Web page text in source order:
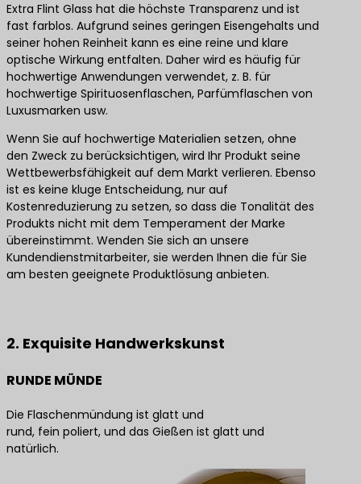
Extra Flint Glass hat die höchste Transparenz und ist
fast farblos. Aufgrund seines geringen Eisengehalts und
seiner hohen Reinheit kann es eine reine und klare
optische Wirkung entfalten. Daher wird es häufig für
hochwertige Anwendungen verwendet, z. B. für
hochwertige Spirituosenflaschen, Parfümflaschen von
Luxusmarken usw.
Wenn Sie auf hochwertige Materialien setzen, ohne
den Zweck zu berücksichtigen, wird Ihr Produkt seine
Wettbewerbsfähigkeit auf dem Markt verlieren. Ebenso
ist es keine kluge Entscheidung, nur auf
Kostenreduzierung zu setzen, so dass die Tonalität des
Produkts nicht mit dem Temperament der Marke
übereinstimmt. Wenden Sie sich an unsere
Kundendienstmitarbeiter, sie werden Ihnen die für Sie
am besten geeignete Produktlösung anbieten.
2. Exquisite Handwerkskunst
RUNDE MÜNDE
Die Flaschenmündung ist glatt und
rund, fein poliert, und das Gießen ist glatt und
natürlich.